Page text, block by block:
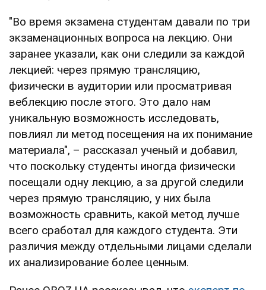
"Во время экзамена студентам давали по три
экзаменационных вопроса на лекцию. Они
заранее указали, как они следили за каждой
лекцией: через прямую трансляцию,
физически в аудитории или просматривая
веблекцию после этого. Это дало нам
уникальную возможность исследовать,
повлиял ли метод посещения на их понимание
материала", – рассказал ученый и добавил,
что поскольку студенты иногда физически
посещали одну лекцию, а за другой следили
через прямую трансляцию, у них была
возможность сравнить, какой метод лучше
всего сработал для каждого студента. Эти
различия между отдельными лицами сделали
их анализирование более ценным.